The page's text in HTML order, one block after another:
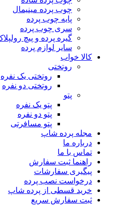
چوب پرده مینیمال
پایه چوب پرده
سری چوب پرده
گیره پرده و پیچ رولپلاک
سایر لوازم پرده
کالا خواب
روتختی
روتختی یک نفره
روتختی دو نفره
پتو
پتو یک نفره
پتو دو نفره
پتو مسافرتی
مجله پرده شاپ
درباره ما
تماس با ما
راهنما ثبت سفارش
پیگیری سفارشات
درخواست نصب پرده
خرید قسطی از پرده شاپ
ثبت سفارش سریع